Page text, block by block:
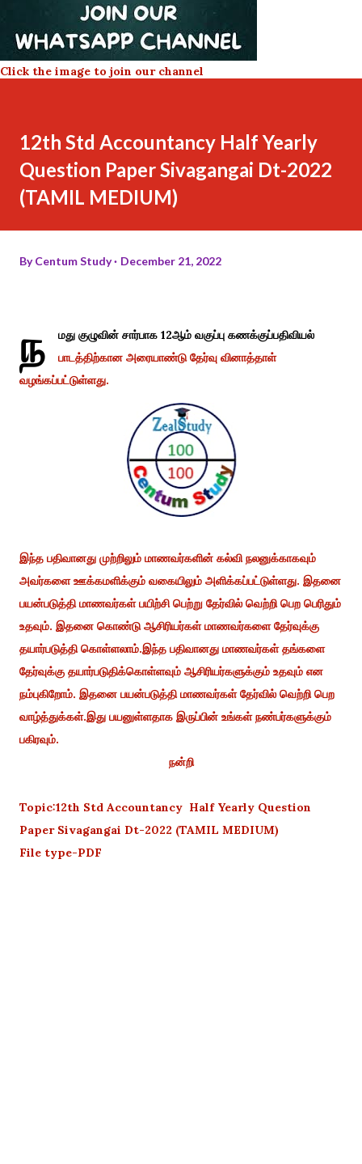
Click the image to join our channel
12th Std Accountancy Half Yearly
Question Paper Sivagangai Dt-2022
(TAMIL MEDIUM)
ByCentum Study December 21, 2022
ந
மது குழுவின் சார்பாக 12ஆம் வகுப்பு கணக்குப்பதிவியல்
பாடத்திற்கான அரையாண்டு தேர்வு வினாத்தாள்
வழங்கப்பட்டுள்ளது.
இந்த பதிவானது முற்றிலும் மாணவர்களின் கல்வி நலனுக்காகவும்
அவர்களை ஊக்கமளிக்கும் வகையிலும் அளிக்கப்பட்டுள்ளது. இதனை
பயன்படுத்தி மாணவர்கள் பயிற்சி பெற்று தேர்வில் வெற்றி பெற பெரிதும்
உதவும். இதனை கொண்டு ஆசிரியர்கள் மாணவர்களை தேர்வுக்கு
தயார்படுத்தி கொள்ளலாம்.இந்த பதிவானது மாணவர்கள் தங்களை
தேர்வுக்கு தயார்படுதிக்கொள்ளவும் ஆசிரியர்களுக்கும் உதவும் என
நம்புகிறோம். இதனை பயன்படுத்தி மாணவர்கள் தேர்வில் வெற்றி பெற
வாழ்த்துக்கள்.இது பயனுள்ளதாக இருப்பின் உங்கள் நண்பர்களுக்கும்
பகிரவும்.
நன்றி
Topic:12th Std Accountancy Half Yearly Question
Paper Sivagangai Dt-2022 (TAMIL MEDIUM)
File type-PDF